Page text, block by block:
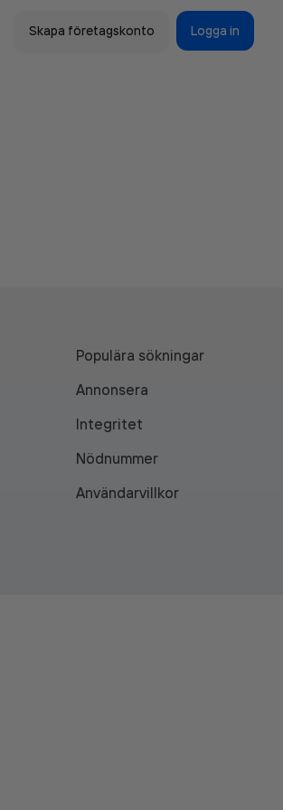
Skapa företagskonto Logga in
Populära sökningar
Annonsera
Integritet
Nödnummer
Användarvillkor